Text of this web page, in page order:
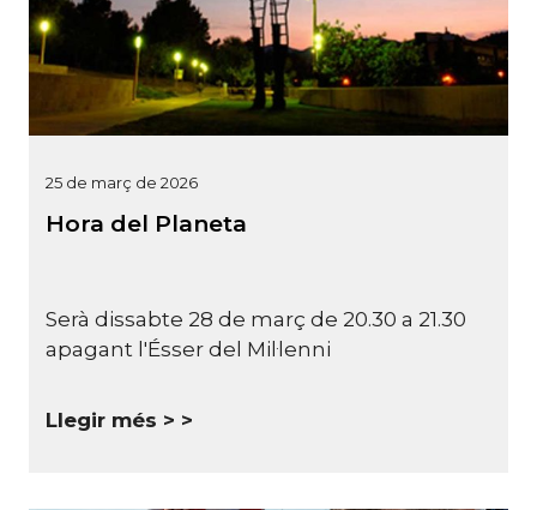
25 de març de 2026
Hora del Planeta
Serà dissabte 28 de març de 20.30 a 21.30
apagant l'Ésser del Mil·lenni
Llegir més >